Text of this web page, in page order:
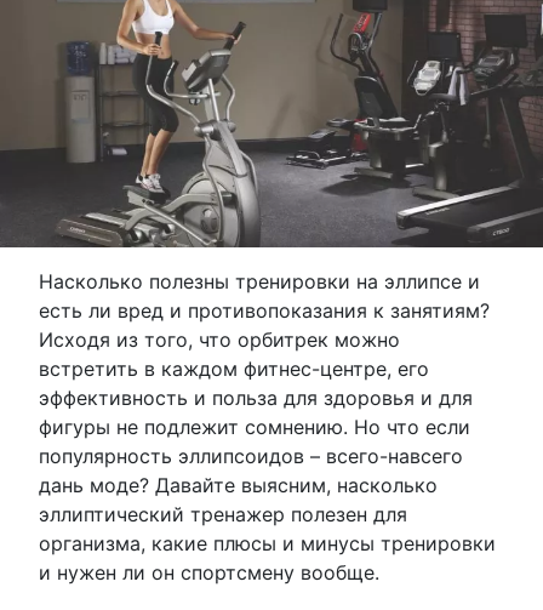
Насколько полезны тренировки на эллипсе и
есть ли вред и противопоказания к занятиям?
Исходя из того, что орбитрек можно
встретить в каждом фитнес-центре, его
эффективность и польза для здоровья и для
фигуры не подлежит сомнению. Но что если
популярность эллипсоидов – всего-навсего
дань моде? Давайте выясним, насколько
эллиптический тренажер полезен для
организма, какие плюсы и минусы тренировки
и нужен ли он спортсмену вообще.